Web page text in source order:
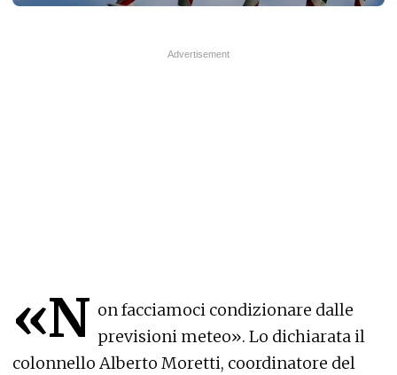
«N on facciamoci condizionare dalle
previsioni meteo». Lo dichiarata il
colonnello Alberto Moretti, coordinatore del